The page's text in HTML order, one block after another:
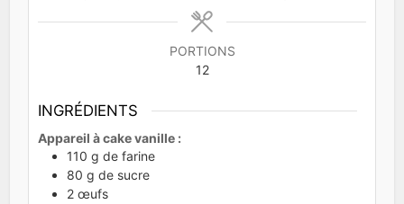
PORTIONS
12
INGRÉDIENTS
Appareil à cake vanille :
110 g de farine
80 g de sucre
2 œufs